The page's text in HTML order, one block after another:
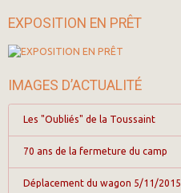
EXPOSITION EN PRÊT
IMAGES D’ACTUALITÉ
Les "Oubliés" de la Toussaint
70 ans de la fermeture du camp
Déplacement du wagon 5/11/2015